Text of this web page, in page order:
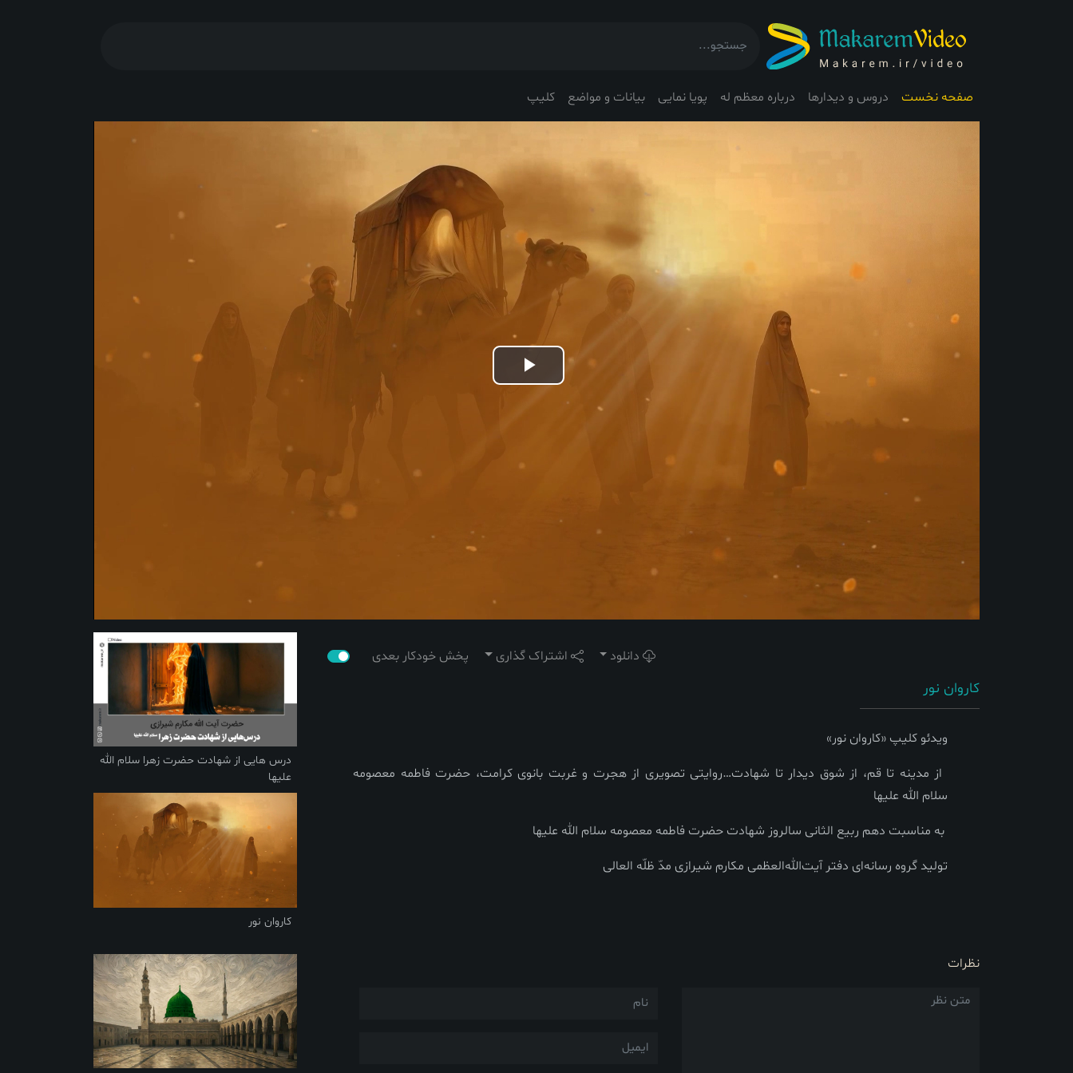
صفحه نخست دروس و دیدارها درباره معظم له پویا نمایی بیانات و مواضع کلیپ
Play
دانلود اشتراک گذاری پخش خودکار بعدی
کاروان نور
ویدئو کلیپ «کاروان نور»
از مدینه تا قم، از شوق دیدار تا شهادت…روایتی تصویری از هجرت و غربت بانوی کرامت، حضرت فاطمه معصومه
سلام الله علیها
به مناسبت دهم ربیع الثانی سالروز شهادت حضرت فاطمه معصومه سلام الله علیها
تولید گروه رسانه‌ای دفتر آیت‌الله‌العظمی مکارم شیرازی مد‌ّ ظلّه العالی
نظرات
درس هایی از شهادت حضرت زهرا سلام الله
علیها
کاروان نور